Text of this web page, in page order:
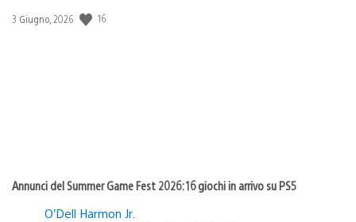
Data
3 Giugno, 2026 16
Annunci del Summer Game Fest 2026: 16 giochi in arrivo su PS5
O’Dell Harmon Jr.